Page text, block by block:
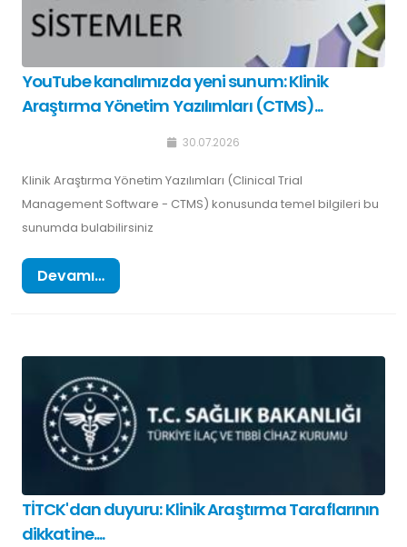
YouTube kanalımızda yeni sunum: Klinik
Araştırma Yönetim Yazılımları (CTMS)...
30.07.2026
Klinik Araştırma Yönetim Yazılımları (Clinical Trial
Management Software - CTMS) konusunda temel bilgileri bu
sunumda bulabilirsiniz
Devamı…
TİTCK'dan duyuru: Klinik Araştırma Taraflarının
dikkatine....